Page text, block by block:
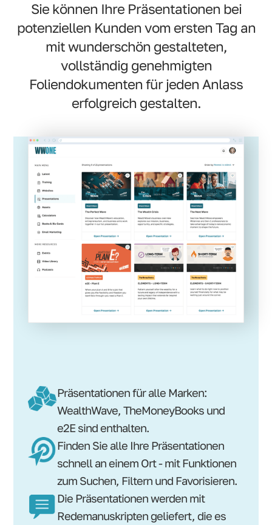
Sie können Ihre Präsentationen bei
potenziellen Kunden vom ersten Tag an
mit wunderschön gestalteten,
vollständig genehmigten
Foliendokumenten für jeden Anlass
erfolgreich gestalten.
Präsentationen für alle Marken:
WealthWave, TheMoneyBooks und
e2E sind enthalten.
Finden Sie alle Ihre Präsentationen
schnell an einem Ort - mit Funktionen
zum Suchen, Filtern und Favorisieren.
Die Präsentationen werden mit
Redemanuskripten geliefert, die es